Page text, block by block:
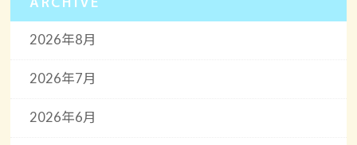
2026年8月
2026年7月
2026年6月